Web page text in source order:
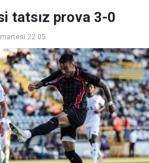
tatsız prova 3-0
22:05